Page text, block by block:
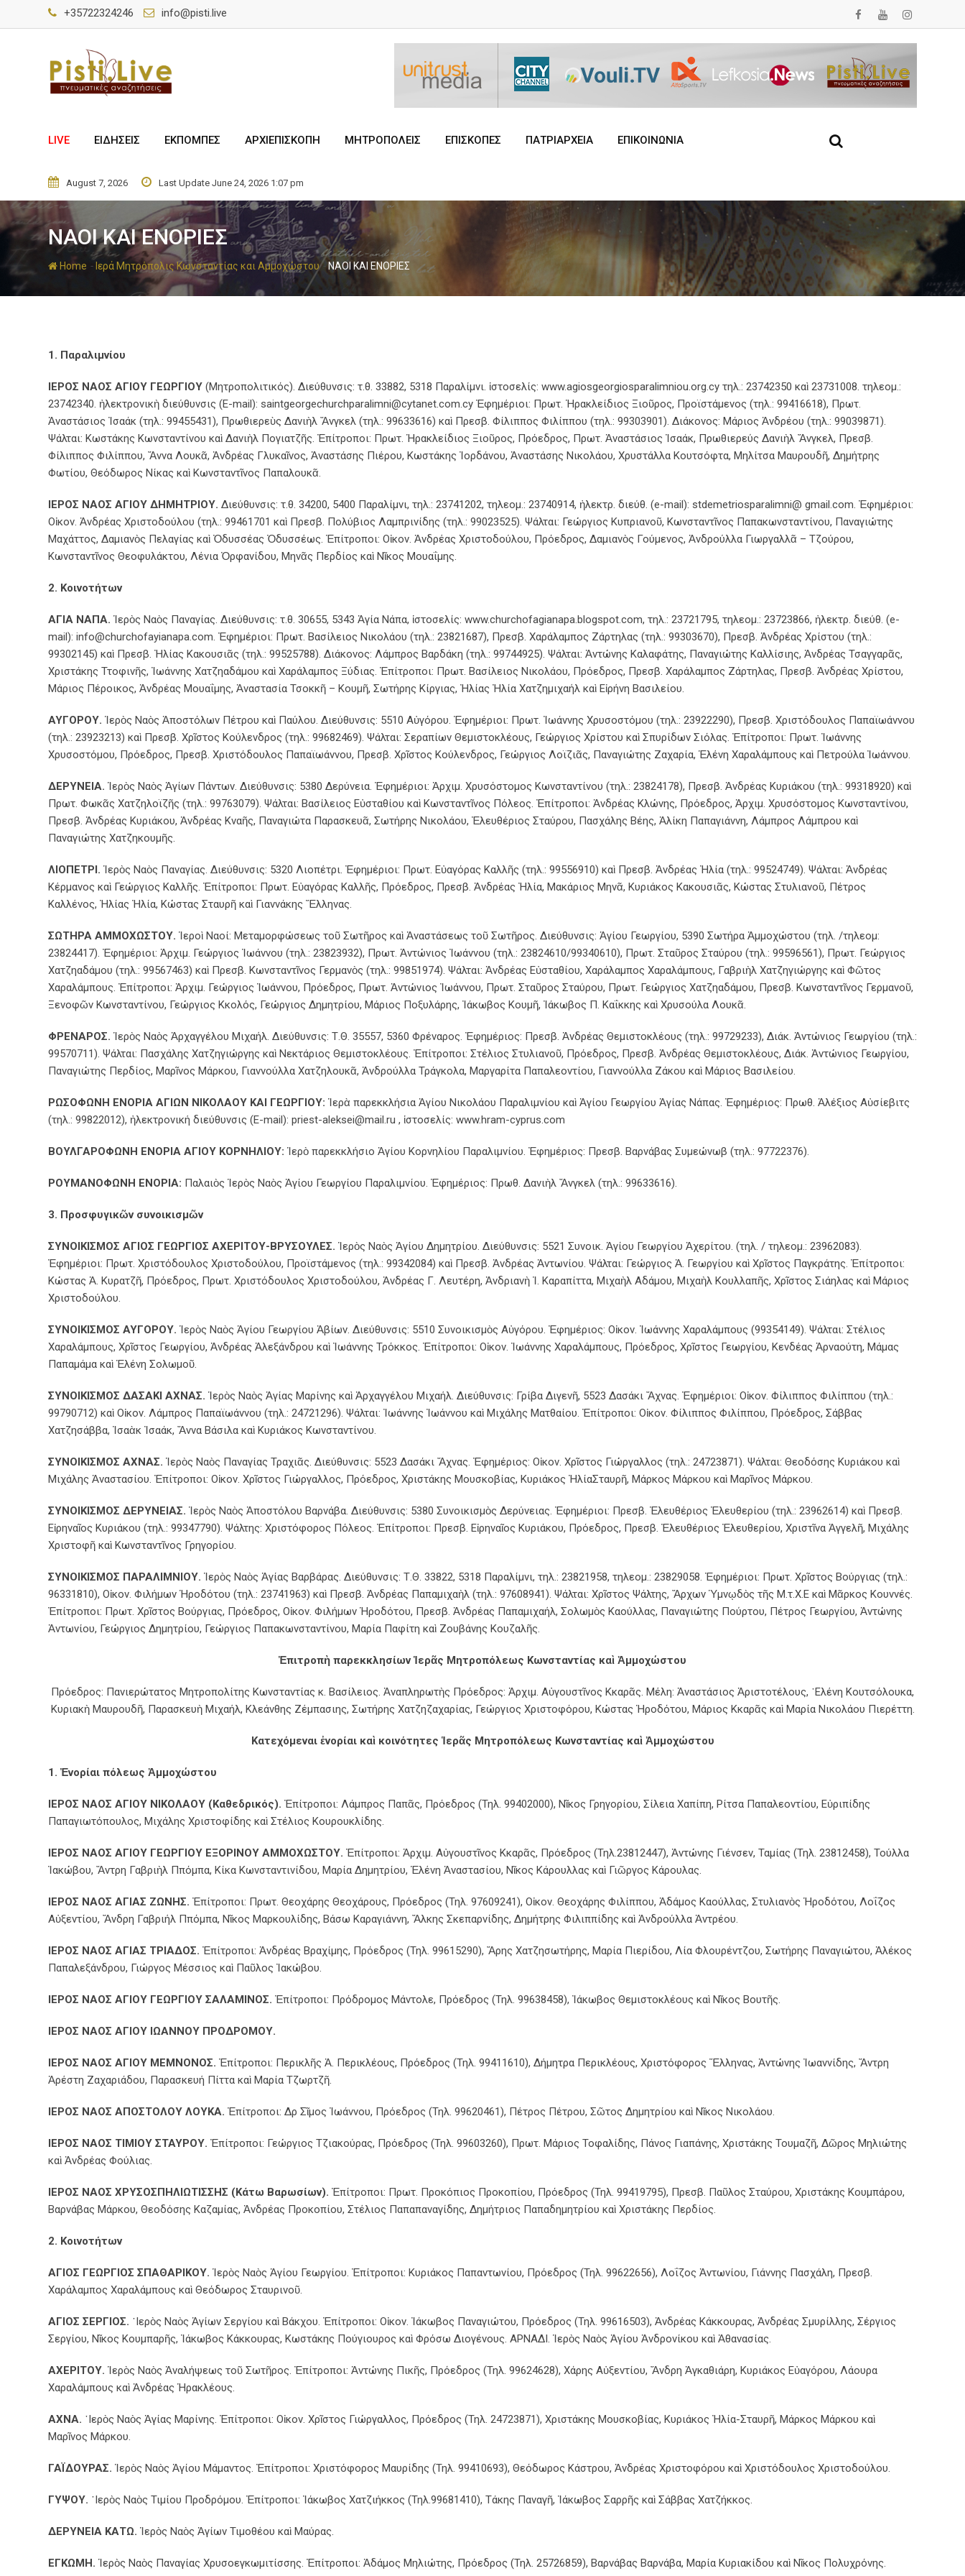
+35722324246 info@pisti.live
LIVE ΕΙΔΗΣΕΙΣ ΕΚΠΟΜΠΕΣ ΑΡΧΙΕΠΙΣΚΟΠΗ ΜΗΤΡΟΠΟΛΕΙΣ ΕΠΙΣΚΟΠΕΣ ΠΑΤΡΙΑΡΧΕΙΑ ΕΠΙΚΟΙΝΩΝΙΑ
August 7, 2026 Last Update June 24, 2026 1:07 pm
ΝΑΟΙ ΚΑΙ ΕΝΟΡΙΕΣ
Home - Ιερά Μητρόπολις Κωνσταντίας και Αμμοχώστου-ΝΑΟΙ ΚΑΙ ΕΝΟΡΙΕΣ
1. Παραλιμνίου
ΙΕΡΟΣ ΝΑΟΣ ΑΓΙΟΥ ΓΕΩΡΓΙΟΥ (Μητροπολιτικός). Διεύθυνσις: τ.θ. 33882, 5318 Παραλίμνι. ἱστοσελίς: www.agiosgeorgiosparalimniou.org.cy τηλ.: 23742350 καὶ 23731008. τηλεομ.:
23742340. ἠλεκτρονικὴ διεύθυνσις (E-mail): saintgeorgechurchparalimni@cytanet.com.cy Ἐφημέριοι: Πρωτ. Ἡρακλείδιος Ξιοῦρος, Προϊστάμενος (τηλ.: 99416618), Πρωτ.
Ἀναστάσιος Ἰσαάκ (τηλ.: 99455431), Πρωθιερεὺς Δανιὴλ Ἄνγκελ (τηλ.: 99633616) καὶ Πρεσβ. Φίλιππος Φιλίππου (τηλ.: 99303901). Διάκονος: Μάριος Ἀνδρέου (τηλ.: 99039871).
Ψάλται: Κωστάκης Κωνσταντίνου καὶ Δανιὴλ Πογιατζῆς. Ἐπίτροποι: Πρωτ. Ἡρακλείδιος Ξιοῦρος, Πρόεδρος, Πρωτ. Ἀναστάσιος Ἰσαάκ, Πρωθιερεύς Δανιὴλ Ἄνγκελ, Πρεσβ.
Φίλιππος Φιλίππου, Ἄννα Λουκᾶ, Ἀνδρέας Γλυκαῖνος, Ἀναστάσης Πιέρου, Κωστάκης Ἰορδάνου, Ἀναστάσης Νικολάου, Χρυστάλλα Κουτσόφτα, Μηλίτσα Μαυρουδῆ, Δημήτρης
Φωτίου, Θεόδωρος Νίκας καὶ Κωνσταντῖνος Παπαλουκᾶ.
ΙΕΡΟΣ ΝΑΟΣ ΑΓΙΟΥ ΔΗΜΗΤΡΙΟΥ. Διεύθυνσις: τ.θ. 34200, 5400 Παραλίμνι, τηλ.: 23741202, τηλεομ.: 23740914, ἠλεκτρ. διεύθ. (e-mail): stdemetriosparalimni@ gmail.com. Ἐφημέριοι:
Οἰκον. Ἀνδρέας Χριστοδούλου (τηλ.: 99461701 καὶ Πρεσβ. Πολύβιος Λαμπρινίδης (τηλ.: 99023525). Ψάλται: Γεώργιος Κυπριανοῦ, Κωνσταντῖνος Παπακωνσταντίνου, Παναγιώτης
Μαχάττος, Δαμιανὸς Πελαγίας καὶ Ὀδυσσέας Ὀδυσσέως. Ἐπίτροποι: Οἰκον. Ἀνδρέας Χριστοδούλου, Πρόεδρος, Δαμιανὸς Γούμενος, Ἀνδρούλλα Γιωργαλλᾶ – Τζούρου,
Κωνσταντῖνος Θεοφυλάκτου, Λένια Ὀρφανίδου, Μηνᾶς Περδίος καὶ Νῖκος Μουαΐμης.
2. Κοινοτήτων
ΑΓΙΑ ΝΑΠΑ. Ἱερὸς Ναὸς Παναγίας. Διεύθυνσις: τ.θ. 30655, 5343 Ἁγία Νάπα, ἱστοσελίς: www.churchofagianapa.blogspot.com, τηλ.: 23721795, τηλεομ.: 23723866, ἠλεκτρ. διεύθ. (e-
mail): info@churchofayianapa.com. Ἐφημέριοι: Πρωτ. Βασίλειος Νικολάου (τηλ.: 23821687), Πρεσβ. Χαράλαμπος Ζάρτηλας (τηλ.: 99303670), Πρεσβ. Ἀνδρέας Χρίστου (τηλ.:
99302145) καὶ Πρεσβ. Ἠλίας Κακουσιᾶς (τηλ.: 99525788). Διάκονος: Λάμπρος Βαρδάκη (τηλ.: 99744925). Ψάλται: Ἀντώνης Καλαφάτης, Παναγιώτης Καλλίσιης, Ἀνδρέας Τσαγγαρᾶς,
Χριστάκης Ττοφινῆς, Ἰωάννης Χατζηαδάμου καὶ Χαράλαμπος Ξύδιας. Ἐπίτροποι: Πρωτ. Βασίλειος Νικολάου, Πρόεδρος, Πρεσβ. Χαράλαμπος Ζάρτηλας, Πρεσβ. Ἀνδρέας Χρίστου,
Μάριος Πέροικος, Ἀνδρέας Μουαΐμης, Ἀναστασία Τσοκκῆ – Κουμῆ, Σωτήρης Κίργιας, Ἠλίας Ἠλία Χατζημιχαήλ καὶ Εἰρήνη Βασιλείου.
ΑΥΓΟΡΟΥ. Ἱερὸς Ναὸς Ἀποστόλων Πέτρου καὶ Παύλου. Διεύθυνσις: 5510 Αὐγόρου. Ἐφημέριοι: Πρωτ. Ἰωάννης Χρυσοστόμου (τηλ.: 23922290), Πρεσβ. Χριστόδουλος Παπαϊωάννου
(τηλ.: 23923213) καὶ Πρεσβ. Χρῖστος Κούλενδρος (τηλ.: 99682469). Ψάλται: Σεραπίων Θεμιστοκλέους, Γεώργιος Χρίστου καὶ Σπυρίδων Σιόλας. Ἐπίτροποι: Πρωτ. Ἰωάννης
Χρυσοστόμου, Πρόεδρος, Πρεσβ. Χριστόδουλος Παπαϊωάννου, Πρεσβ. Χρῖστος Κούλενδρος, Γεώργιος Λοϊζιᾶς, Παναγιώτης Ζαχαρία, Ἑλένη Χαραλάμπους καὶ Πετρούλα Ἰωάννου.
ΔΕΡΥΝΕΙΑ. Ἱερὸς Ναὸς Ἁγίων Πάντων. Διεύθυνσις: 5380 Δερύνεια. Ἐφημέριοι: Ἀρχιμ. Χρυσόστομος Κωνσταντίνου (τηλ.: 23824178), Πρεσβ. Ἀνδρέας Κυριάκου (τηλ.: 99318920) καὶ
Πρωτ. Φωκᾶς Χατζηλοϊζῆς (τηλ.: 99763079). Ψάλται: Βασίλειος Εὐσταθίου καὶ Κωνσταντῖνος Πόλεος. Ἐπίτροποι: Ἀνδρέας Κλώνης, Πρόεδρος, Ἀρχιμ. Χρυσόστομος Κωνσταντίνου,
Πρεσβ. Ἀνδρέας Κυριάκου, Ἀνδρέας Κναῆς, Παναγιώτα Παρασκευᾶ, Σωτήρης Νικολάου, Ἐλευθέριος Σταύρου, Πασχάλης Βέης, Ἀλίκη Παπαγιάννη, Λάμπρος Λάμπρου καὶ
Παναγιώτης Χατζηκουμῆς.
ΛΙΟΠΕΤΡΙ. Ἱερὸς Ναὸς Παναγίας. Διεύθυνσις: 5320 Λιοπέτρι. Ἐφημέριοι: Πρωτ. Εὐαγόρας Καλλῆς (τηλ.: 99556910) καὶ Πρεσβ. Ἀνδρέας Ἠλία (τηλ.: 99524749). Ψάλται: Ἀνδρέας
Κέρμανος καὶ Γεώργιος Καλλῆς. Ἐπίτροποι: Πρωτ. Εὐαγόρας Καλλῆς, Πρόεδρος, Πρεσβ. Ἀνδρέας Ἠλία, Μακάριος Μηνᾶ, Κυριάκος Κακουσιᾶς, Κώστας Στυλιανοῦ, Πέτρος
Καλλένος, Ἠλίας Ἠλία, Κώστας Σταυρῆ καὶ Γιαννάκης Ἕλληνας.
ΣΩΤΗΡΑ ΑΜΜΟΧΩΣΤΟΥ. Ἱεροὶ Ναοί: Μεταμορφώσεως τοῦ Σωτῆρος καὶ Ἀναστάσεως τοῦ Σωτῆρος. Διεύθυνσις: Ἁγίου Γεωργίου, 5390 Σωτήρα Ἀμμοχώστου (τηλ. /τηλεομ:
23824417). Ἐφημέριοι: Ἀρχιμ. Γεώργιος Ἰωάννου (τηλ.: 23823932), Πρωτ. Ἀντώνιος Ἰωάννου (τηλ.: 23824610/99340610), Πρωτ. Σταῦρος Σταύρου (τηλ.: 99596561), Πρωτ. Γεώργιος
Χατζηαδάμου (τηλ.: 99567463) καὶ Πρεσβ. Κωνσταντῖνος Γερμανὸς (τηλ.: 99851974). Ψάλται: Ἀνδρέας Εὐσταθίου, Χαράλαμπος Χαραλάμπους, Γαβριὴλ Χατζηγιώργης καὶ Φῶτος
Χαραλάμπους. Ἐπίτροποι: Ἀρχιμ. Γεώργιος Ἰωάννου, Πρόεδρος, Πρωτ. Ἀντώνιος Ἰωάννου, Πρωτ. Σταῦρος Σταύρου, Πρωτ. Γεώργιος Χατζηαδάμου, Πρεσβ. Κωνσταντῖνος Γερμανοῦ,
Ξενοφῶν Κωνσταντίνου, Γεώργιος Κκολός, Γεώργιος Δημητρίου, Μάριος Ποξυλάρης, Ἰάκωβος Κουμῆ, Ἰάκωβος Π. Καΐκκης καὶ Χρυσούλα Λουκᾶ.
ΦΡΕΝΑΡΟΣ. Ἱερὸς Ναὸς Ἀρχαγγέλου Μιχαήλ. Διεύθυνσις: Τ.Θ. 35557, 5360 Φρέναρος. Ἐφημέριος: Πρεσβ. Ἀνδρέας Θεμιστοκλέους (τηλ.: 99729233), Διάκ. Ἀντώνιος Γεωργίου (τηλ.:
99570711). Ψάλται: Πασχάλης Χατζηγιώργης καὶ Νεκτάριος Θεμιστοκλέους. Ἐπίτροποι: Στέλιος Στυλιανοῦ, Πρόεδρος, Πρεσβ. Ἀνδρέας Θεμιστοκλέους, Διάκ. Ἀντώνιος Γεωργίου,
Παναγιώτης Περδίος, Μαρῖνος Μάρκου, Γιαννούλλα Χατζηλουκᾶ, Ἀνδρούλλα Τράγκολα, Μαργαρίτα Παπαλεοντίου, Γιαννούλλα Ζάκου καὶ Μάριος Βασιλείου.
ΡΩΣΟΦΩΝΗ ΕΝΟΡΙΑ ΑΓΙΩΝ ΝΙΚΟΛΑΟΥ ΚΑΙ ΓΕΩΡΓΙΟΥ: Ἱερὰ παρεκκλήσια Ἁγίου Νικολάου Παραλιμνίου καὶ Ἁγίου Γεωργίου Ἁγίας Νάπας. Ἐφημέριος: Πρωθ. Ἀλέξιος Αὐσίεβιτς
(τηλ.: 99822012), ἠλεκτρονική διεύθυνσις (E-mail): priest-aleksei@mail.ru , ἱστοσελίς: www.hram-cyprus.com
ΒΟΥΛΓΑΡΟΦΩΝΗ ΕΝΟΡΙΑ ΑΓΙΟΥ ΚΟΡΝΗΛΙΟΥ: Ἱερὸ παρεκκλήσιο Ἁγίου Κορνηλίου Παραλιμνίου. Ἐφημέριος: Πρεσβ. Βαρνάβας Συμεώνωβ (τηλ.: 97722376).
ΡΟΥΜΑΝΟΦΩΝΗ ΕΝΟΡΙΑ: Παλαιὸς Ἱερὸς Ναὸς Ἁγίου Γεωργίου Παραλιμνίου. Ἐφημέριος: Πρωθ. Δανιὴλ Ἄνγκελ (τηλ.: 99633616).
3. Προσφυγικῶν συνοικισμῶν
ΣΥΝΟΙΚΙΣΜΟΣ ΑΓΙΟΣ ΓΕΩΡΓΙΟΣ ΑΧΕΡΙΤΟΥ-ΒΡΥΣΟΥΛΕΣ. Ἱερὸς Ναὸς Ἁγίου Δημητρίου. Διεύθυνσις: 5521 Συνοικ. Ἁγίου Γεωργίου Ἀχερίτου. (τηλ. / τηλεομ.: 23962083).
Ἐφημέριοι: Πρωτ. Χριστόδουλος Χριστοδούλου, Προϊστάμενος (τηλ.: 99342084) καὶ Πρεσβ. Ἀνδρέας Ἀντωνίου. Ψάλται: Γεώργιος Ἀ. Γεωργίου καὶ Χρῖστος Παγκράτης. Ἐπίτροποι:
Κώστας Ἀ. Κυρατζῆ, Πρόεδρος, Πρωτ. Χριστόδουλος Χριστοδούλου, Ἀνδρέας Γ. Λευτέρη, Ἀνδριανὴ Ἰ. Καραπίττα, Μιχαὴλ Αδάμου, Μιχαὴλ Κουλλαπῆς, Χρῖστος Σιάηλας καὶ Μάριος
Χριστοδούλου.
ΣΥΝΟΙΚΙΣΜΟΣ ΑΥΓΟΡΟΥ. Ἱερὸς Ναὸς Ἁγίου Γεωργίου Ἀβίων. Διεύθυνσις: 5510 Συνοικισμὸς Αὐγόρου. Ἐφημέριος: Οἰκον. Ἰωάννης Χαραλάμπους (99354149). Ψάλται: Στέλιος
Χαραλάμπους, Χρῖστος Γεωργίου, Ἀνδρέας Ἀλεξάνδρου καὶ Ἰωάννης Τρόκκος. Ἐπίτροποι: Οἰκον. Ἰωάννης Χαραλάμπους, Πρόεδρος, Χρῖστος Γεωργίου, Κενδέας Ἀρναούτη, Μάμας
Παπαμάμα καὶ Ἑλένη Σολωμοῦ.
ΣΥΝΟΙΚΙΣΜΟΣ ΔΑΣΑΚΙ ΑΧΝΑΣ. Ἱερὸς Ναὸς Ἁγίας Μαρίνης καὶ Ἀρχαγγέλου Μιχαήλ. Διεύθυνσις: Γρίβα Διγενῆ, 5523 Δασάκι Ἄχνας. Ἐφημέριοι: Οἰκον. Φίλιππος Φιλίππου (τηλ.:
99790712) καὶ Οἰκον. Λάμπρος Παπαϊωάννου (τηλ.: 24721296). Ψάλται: Ἰωάννης Ἰωάννου καὶ Μιχάλης Ματθαίου. Ἐπίτροποι: Οἰκον. Φίλιππος Φιλίππου, Πρόεδρος, Σάββας
Χατζησάββα, Ἰσαὰκ Ἰσαάκ, Ἄννα Βάσιλα καὶ Κυριάκος Κωνσταντίνου.
ΣΥΝΟΙΚΙΣΜΟΣ ΑΧΝΑΣ. Ἱερὸς Ναὸς Παναγίας Τραχιᾶς. Διεύθυνσις: 5523 Δασάκι Ἄχνας. Ἐφημέριος: Οἰκον. Χρῖστος Γιώργαλλος (τηλ.: 24723871). Ψάλται: Θεοδόσης Κυριάκου καὶ
Μιχάλης Ἀναστασίου. Ἐπίτροποι: Οἰκον. Χρῖστος Γιώργαλλος, Πρόεδρος, Χριστάκης Μουσκοβίας, Κυριάκος ἨλίαΣταυρῆ, Μάρκος Μάρκου καὶ Μαρῖνος Μάρκου.
ΣΥΝΟΙΚΙΣΜΟΣ ΔΕΡΥΝΕΙΑΣ. Ἱερὸς Ναὸς Ἀποστόλου Βαρνάβα. Διεύθυνσις: 5380 Συνοικισμὸς Δερύνειας. Ἐφημέριοι: Πρεσβ. Ἐλευθέριος Ἐλευθερίου (τηλ.: 23962614) καὶ Πρεσβ.
Εἰρηναῖος Κυριάκου (τηλ.: 99347790). Ψάλτης: Χριστόφορος Πόλεος. Ἐπίτροποι: Πρεσβ. Εἰρηναῖος Κυριάκου, Πρόεδρος, Πρεσβ. Ἐλευθέριος Ἐλευθερίου, Χριστῖνα Ἀγγελῆ, Μιχάλης
Χριστοφῆ καὶ Κωνσταντῖνος Γρηγορίου.
ΣΥΝΟΙΚΙΣΜΟΣ ΠΑΡΑΛΙΜΝΙΟΥ. Ἱερὸς Ναὸς Ἁγίας Βαρβάρας. Διεύθυνσις: Τ.Θ. 33822, 5318 Παραλίμνι, τηλ.: 23821958, τηλεομ.: 23829058. Ἐφημέριοι: Πρωτ. Χρῖστος Βούργιας (τηλ.:
96331810), Οἰκον. Φιλήμων Ἡροδότου (τηλ.: 23741963) καὶ Πρεσβ. Ἀνδρέας Παπαμιχαὴλ (τηλ.: 97608941). Ψάλται: Χρῖστος Ψάλτης, Ἄρχων Ὑμνῳδὸς τῆς Μ.τ.Χ.Ε καὶ Μᾶρκος Κουννές.
Ἐπίτροποι: Πρωτ. Χρῖστος Βούργιας, Πρόεδρος, Οἰκον. Φιλήμων Ἡροδότου, Πρεσβ. Ἀνδρέας Παπαμιχαήλ, Σολωμὸς Καούλλας, Παναγιώτης Πούρτου, Πέτρος Γεωργίου, Ἀντώνης
Ἀντωνίου, Γεώργιος Δημητρίου, Γεώργιος Παπακωνσταντίνου, Μαρία Παφίτη καὶ Ζουβάνης Κουζαλῆς.
Ἐπιτροπὴ παρεκκλησίων Ἱερᾶς Μητροπόλεως Κωνσταντίας καὶ Ἀμμοχώστου
Πρόεδρος: Πανιερώτατος Μητροπολίτης Κωνσταντίας κ. Βασίλειος. Ἀναπληρωτὴς Πρόεδρος: Ἀρχιμ. Αὐγουστῖνος Κκαρᾶς. Μέλη: Ἀναστάσιος Ἀριστοτέλους, ῾Ελένη Κουτσόλουκα,
Κυριακὴ Μαυρουδῆ, Παρασκευὴ Μιχαήλ, Κλεάνθης Ζέμπασιης, Σωτήρης Χατζηζαχαρίας, Γεώργιος Χριστοφόρου, Κώστας Ἡροδότου, Μάριος Κκαρᾶς καὶ Μαρία Νικολάου Πιερέττη.
Κατεχόμεναι ἐνορίαι καὶ κοινότητες Ἱερᾶς Μητροπόλεως Κωνσταντίας καὶ Ἀμμοχώστου
1. Ἐνορίαι πόλεως Ἀμμοχώστου
ΙΕΡΟΣ ΝΑΟΣ ΑΓΙΟΥ ΝΙΚΟΛΑΟΥ (Καθεδρικός). Ἐπίτροποι: Λάμπρος Παπᾶς, Πρόεδρος (Τηλ. 99402000), Νῖκος Γρηγορίου, Σίλεια Χαπίπη, Ρίτσα Παπαλεοντίου, Εὐριπίδης
Παπαγιωτόπουλος, Μιχάλης Χριστοφίδης καὶ Στέλιος Κουρουκλίδης.
ΙΕΡΟΣ ΝΑΟΣ ΑΓΙΟΥ ΓΕΩΡΓΙΟΥ ΕΞΟΡΙΝΟΥ ΑΜΜΟΧΩΣΤΟΥ. Ἐπίτροποι: Ἀρχιμ. Αὐγουστῖνος Κκαρᾶς, Πρόεδρος (Τηλ.23812447), Ἀντώνης Γιένσεν, Ταμίας (Τηλ. 23812458), Τούλλα
Ἰακώβου, Ἄντρη Γαβριὴλ Ππόμπα, Κίκα Κωνσταντινίδου, Μαρία Δημητρίου, Ἑλένη Ἀναστασίου, Νῖκος Κάρουλλας καὶ Γιῶργος Κάρουλας.
ΙΕΡΟΣ ΝΑΟΣ ΑΓΙΑΣ ΖΩΝΗΣ. Ἐπίτροποι: Πρωτ. Θεοχάρης Θεοχάρους, Πρόεδρος (Τηλ. 97609241), Οἰκον. Θεοχάρης Φιλίππου, Ἀδάμος Καούλλας, Στυλιανὸς Ἡροδότου, Λοΐζος
Αὐξεντίου, Ἄνδρη Γαβριήλ Ππόμπα, Νῖκος Μαρκουλίδης, Βάσω Καραγιάννη, Ἄλκης Σκεπαρνίδης, Δημήτρης Φιλιππίδης καὶ Ἀνδρούλλα Ἀντρέου.
ΙΕΡΟΣ ΝΑΟΣ ΑΓΙΑΣ ΤΡΙΑΔΟΣ. Ἐπίτροποι: Ἀνδρέας Βραχίμης, Πρόεδρος (Τηλ. 99615290), Ἄρης Χατζησωτήρης, Μαρία Πιερίδου, Λία Φλουρέντζου, Σωτήρης Παναγιώτου, Ἀλέκος
Παπαλεξάνδρου, Γιώργος Μέσσιος καὶ Παῦλος Ἰακώβου.
ΙΕΡΟΣ ΝΑΟΣ ΑΓΙΟΥ ΓΕΩΡΓΙΟΥ ΣΑΛΑΜΙΝΟΣ. Ἐπίτροποι: Πρόδρομος Μάντολε, Πρόεδρος (Τηλ. 99638458), Ἰάκωβος Θεμιστοκλέους καὶ Νῖκος Βουτῆς.
ΙΕΡΟΣ ΝΑΟΣ ΑΓΙΟΥ ΙΩΑΝΝΟΥ ΠΡΟΔΡΟΜΟΥ.
ΙΕΡΟΣ ΝΑΟΣ ΑΓΙΟΥ ΜΕΜΝΟΝΟΣ. Ἐπίτροποι: Περικλῆς Ἀ. Περικλέους, Πρόεδρος (Τηλ. 99411610), Δήμητρα Περικλέους, Χριστόφορος Ἕλληνας, Ἀντώνης Ἰωαννίδης, Ἄντρη
Ἀρέστη Ζαχαριάδου, Παρασκευή Πίττα καὶ Μαρία Τζωρτζῆ.
ΙΕΡΟΣ ΝΑΟΣ ΑΠΟΣΤΟΛΟΥ ΛΟΥΚΑ. Ἐπίτροποι: Δρ Σῖμος Ἰωάννου, Πρόεδρος (Τηλ. 99620461), Πέτρος Πέτρου, Σῶτος Δημητρίου καὶ Νῖκος Νικολάου.
ΙΕΡΟΣ ΝΑΟΣ ΤΙΜΙΟΥ ΣΤΑΥΡΟΥ. Ἐπίτροποι: Γεώργιος Τζιακούρας, Πρόεδρος (Τηλ. 99603260), Πρωτ. Μάριος Τοφαλίδης, Πάνος Γιαπάνης, Χριστάκης Τουμαζῆ, Δῶρος Μηλιώτης
καὶ Ἀνδρέας Φούλιας.
ΙΕΡΟΣ ΝΑΟΣ ΧΡΥΣΟΣΠΗΛΙΩΤΙΣΣΗΣ (Κάτω Βαρωσίων). Ἐπίτροποι: Πρωτ. Προκόπιος Προκοπίου, Πρόεδρος (Τηλ. 99419795), Πρεσβ. Παῦλος Σταύρου, Χριστάκης Κουμπάρου,
Βαρνάβας Μάρκου, Θεοδόσης Καζαμίας, Ἀνδρέας Προκοπίου, Στέλιος Παπαπαναγίδης, Δημήτριος Παπαδημητρίου καὶ Χριστάκης Περδίος.
2. Κοινοτήτων
AΓΙΟΣ ΓΕΩΡΓΙΟΣ ΣΠΑΘΑΡΙΚΟΥ. Ἱερὸς Ναὸς Ἁγίου Γεωργίου. Ἐπίτροποι: Κυριάκος Παπαντωνίου, Πρόεδρος (Τηλ. 99622656), Λοΐζος Ἀντωνίου, Γιάννης Πασχάλη, Πρεσβ.
Χαράλαμπος Χαραλάμπους καὶ Θεόδωρος Σταυρινοῦ.
ΑΓΙΟΣ ΣΕΡΓΙΟΣ. ῾Ιερὸς Ναὸς Ἁγίων Σεργίου καὶ Βάκχου. Ἐπίτροποι: Οἰκον. Ἰάκωβος Παναγιώτου, Πρόεδρος (Τηλ. 99616503), Ἀνδρέας Κάκκουρας, Ἀνδρέας Σμυρίλλης, Σέργιος
Σεργίου, Νῖκος Κουμπαρῆς, Ἰάκωβος Κάκκουρας, Κωστάκης Πούγιουρος καὶ Φρόσω Διογένους. ΑΡΝΑΔΙ. Ἱερὸς Ναὸς Ἁγίου Ἀνδρονίκου καὶ Ἀθανασίας.
ΑΧΕΡΙΤΟΥ. Ἱερὸς Ναὸς Ἀναλήψεως τοῦ Σωτῆρος. Ἐπίτροποι: Ἀντώνης Πικῆς, Πρόεδρος (Τηλ. 99624628), Χάρης Αὐξεντίου, Ἄνδρη Ἀγκαθιάρη, Κυριάκος Εὐαγόρου, Λάουρα
Χαραλάμπους καὶ Ἀνδρέας Ἡρακλέους.
ΑΧΝΑ. ῾Ιερὸς Ναὸς Ἁγίας Μαρίνης. Ἐπίτροποι: Οἰκον. Χρῖστος Γιώργαλλος, Πρόεδρος (Τηλ. 24723871), Χριστάκης Μουσκοβίας, Κυριάκος Ἠλία-Σταυρῆ, Μάρκος Μάρκου καὶ
Μαρῖνος Μάρκου.
ΓΑΪΔΟΥΡΑΣ. Ἱερὸς Ναὸς Ἁγίου Μάμαντος. Ἐπίτροποι: Χριστόφορος Μαυρίδης (Τηλ. 99410693), Θεόδωρος Κάστρου, Ἀνδρέας Χριστοφόρου καὶ Χριστόδουλος Χριστοδούλου.
ΓΥΨΟΥ. ῾Ιερὸς Ναὸς Τιμίου Προδρόμου. Ἐπίτροποι: Ἰάκωβος Χατζιήκκος (Τηλ.99681410), Τάκης Παναγῆ, Ἰάκωβος Σαρρῆς καὶ Σάββας Χατζήκκος.
ΔΕΡΥΝΕΙΑ ΚΑΤΩ. Ἱερὸς Ναὸς Ἁγίων Τιμοθέου καὶ Μαύρας.
ΕΓΚΩΜΗ. Ἱερὸς Ναὸς Παναγίας Χρυσοεγκωμιτίσσης. Ἐπίτροποι: Ἀδάμος Μηλιώτης, Πρόεδρος (Τηλ. 25726859), Βαρνάβας Βαρνάβα, Μαρία Κυριακίδου καὶ Νῖκος Πολυχρόνης.